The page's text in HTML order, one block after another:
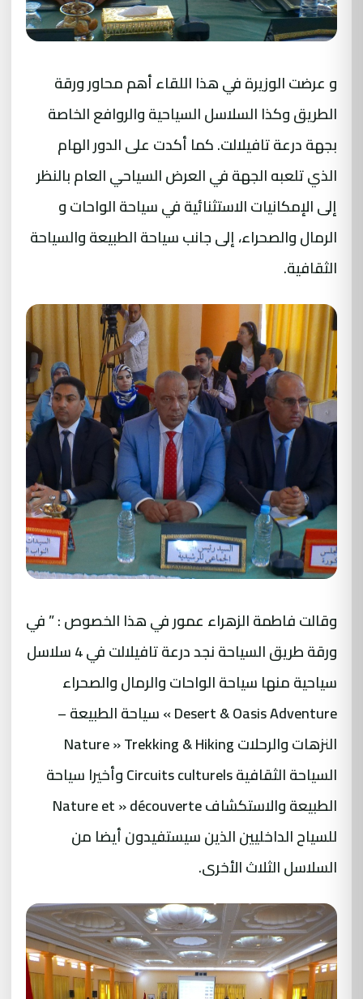
و عرضت الوزيرة في هذا اللقاء أهم محاور ورقة
الطريق وكذا السلاسل السياحية والروافع الخاصة
بجهة درعة تافيلالت. كما أكدت على الدور الهام
الذي تلعبه الجهة في العرض السياحي العام بالنظر
إلى الإمكانيات الاستثنائية في سياحة الواحات و
الرمال والصحراء، إلى جانب سياحة الطبيعة والسياحة
الثقافية.
وقالت فاطمة الزهراء عمور في هذا الخصوص : ” في
ورقة طريق السياحة نجد درعة تافيلالت في 4 سلاسل
سياحية منها سياحة الواحات والرمال والصحراء
Desert & Oasis Adventure » سياحة الطبيعة –
النزهات والرحلات Nature » Trekking & Hiking
السياحة الثقافية Circuits culturels وأخيرا سياحة
الطبيعة والاستكشاف Nature et » découverte
للسياح الداخليين الذين سيستفيدون أيضا من
السلاسل الثلاث الأخرى.